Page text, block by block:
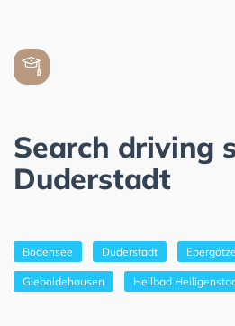
Search driving
Duderstadt
Bodensee Duderstadt
Gieboldehausen Heilbad